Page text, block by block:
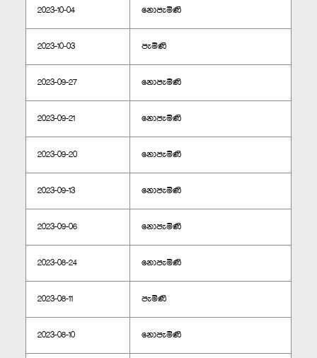
2023-10-04 නොපැමිණි
2023-10-03 පැමිණි
2023-09-27 නොපැමිණි
2023-09-21 නොපැමිණි
2023-09-20 නොපැමිණි
2023-09-13 නොපැමිණි
2023-09-06 නොපැමිණි
2023-08-24 නොපැමිණි
2023-08-11 පැමිණි
2023-08-10 නොපැමිණි